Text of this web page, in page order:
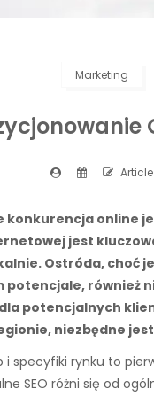
Marketing
Article
konkurencja online
jest
Ostróda, choć
również
potencjalnych
niezbędne
specyfiki rynku to
SEO różni się od